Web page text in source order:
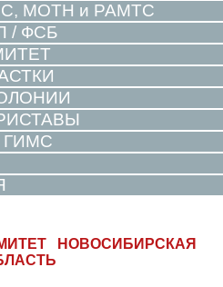
МОТН и РАМТС
/ ФСБ
ГИМС
НОВОСИБИРСКАЯ